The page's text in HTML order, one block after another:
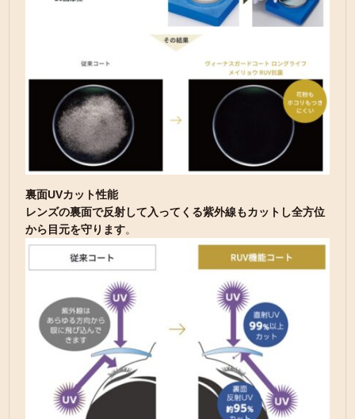
裏面UVカット性能
レンズの裏面で反射して入ってくる紫外線もカットし全方位
から目元を守ります。